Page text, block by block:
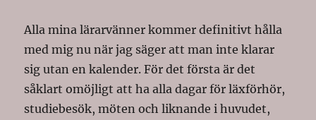
Alla mina lärarvänner kommer definitivt hålla
med mig nu när jag säger att man inte klarar
sig utan en kalender. För det första är det
såklart omöjligt att ha alla dagar för läxförhör,
studiebesök, möten och liknande i huvudet,